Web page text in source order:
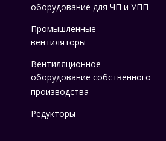
оборудование для ЧП и УПП
Промышленные
вентиляторы
Вентиляционное
оборудование собственного
производства
Редукторы